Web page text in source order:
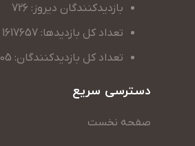
بازدیدکنندگان دیروز: 726
تعداد کل بازدیدها: 1617657
تعداد کل بازدیدکنندگان: 222005
دسترسی سریع
صفحه نخست